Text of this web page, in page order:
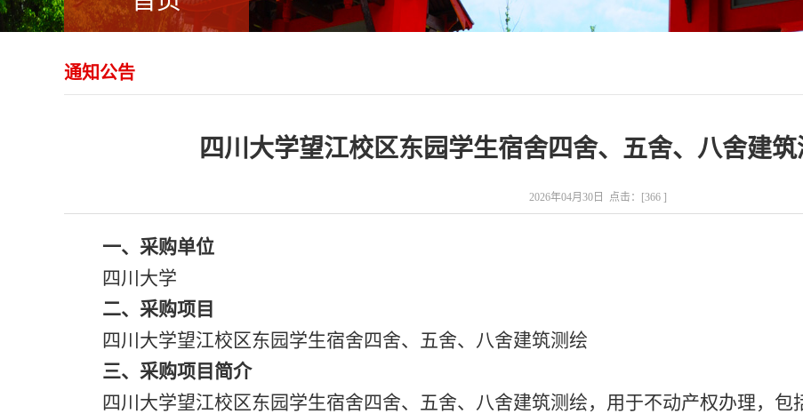
通知公告
四川大学望江校区东园学生宿舍四舍、五舍、八舍建
2026年04月30日 点击：[366 ]
一、 采购单位
四川大学
二、 采购项目
四川大学望江校区东园学生宿舍四舍、五舍、八舍建筑测绘
三、 采购项目简介
四川大学望江校区东园学生宿舍四舍、五舍、八舍建筑测绘，用于不动产权办理，包